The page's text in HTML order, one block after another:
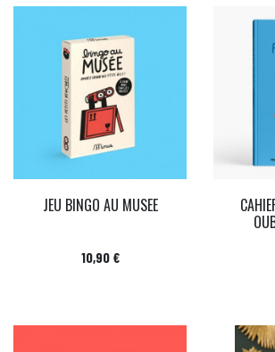
JEU BINGO AU MUSEE
Prix
10,90 €